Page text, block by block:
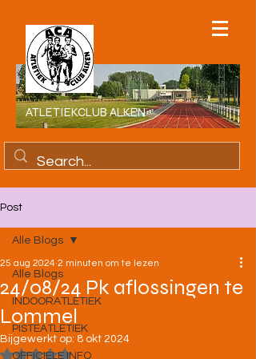
ATLETIEKCLUB ALKEN
Post
Alle Blogs
INDOORATLETIEK
PISTEATLETIEK
OFFICIELE INFO
Alle Blogs
24/08/24 Pk aflossingen te
Lommel
25 aug 2024 2 minuten om te lezen
Bijgewerkt op: 8 okt 2024
Beoordeeld met NaN uit 5 sterren.